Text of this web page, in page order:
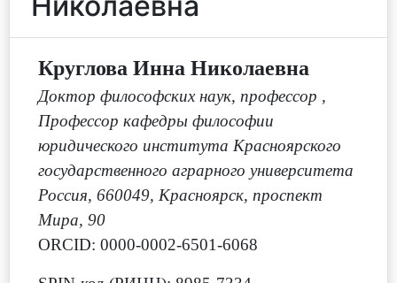
Круглова Инна Николаевна
Доктор философских наук, профессор ,
Профессор кафедры философии
юридического института Красноярского
государственного аграрного университета
Россия, 660049, Красноярск, проспект
Мира, 90
ORCID: 0000-0002-6501-6068